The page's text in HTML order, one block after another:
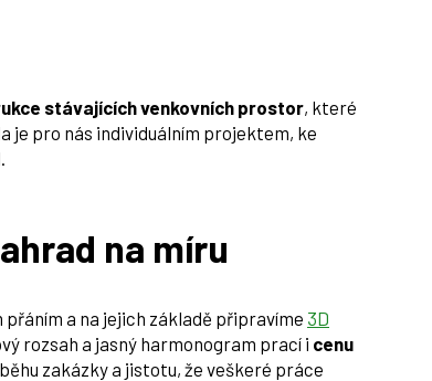
stávajících venkovních prostor, které
je pro nás individuálním projektem, ke
na míru
a na jejich základě připravíme 3D
rozsah a jasný harmonogram prací i cenu
zakázky a jistotu, že veškeré práce